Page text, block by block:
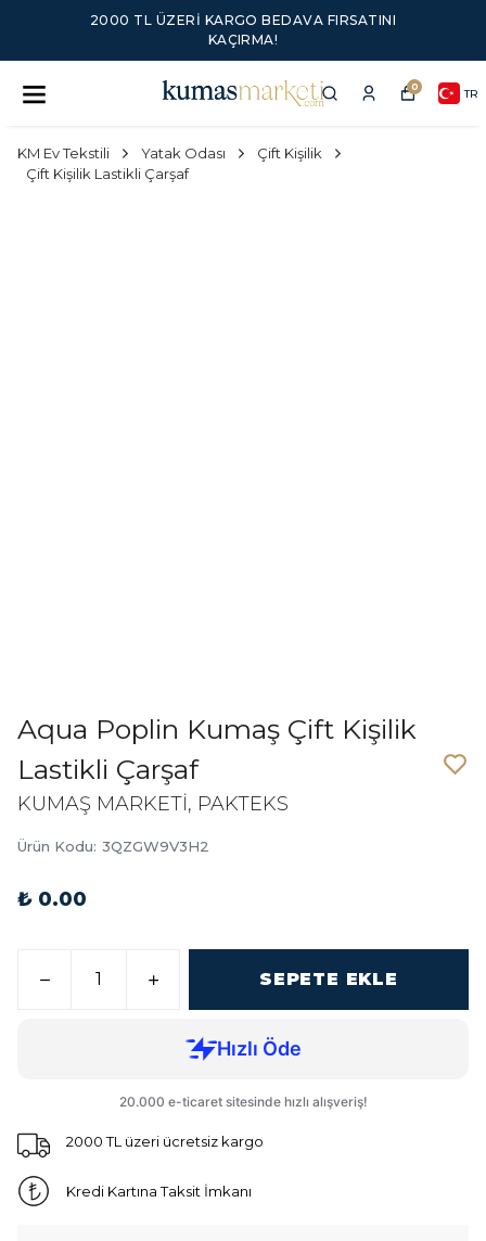
2000 TL ÜZERI KARGO BEDAVA FIRSATINI
KAÇIRMA!
0 TR
KM Ev Tekstili Yatak Odası
Çift Kişilik
Çift Kişilik Lastikli Çarşaf
Aqua Poplin Kumaş Çift Kişilik
Lastikli Çarşaf
KUMAŞ MARKETİ, PAKTEKS
Ürün Kodu: 3QZGW9V3H2
₺ 0.00
SEPETE EKLE
2000 TL üzeri ücretsiz kargo
Kredi Kartına Taksit İmkanı